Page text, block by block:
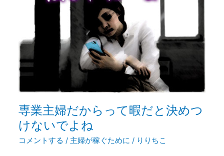
専業主婦だからって暇だと決めつ
けないでよね
コメントする / 主婦が稼ぐために / りりちこ
か
ら
っ
て
暇
だ
と
決
め